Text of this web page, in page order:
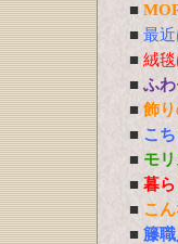
■
■ 最近
■ 絨
■ ふ
■ 飾
■ こ
■ モ
■ 暮
■ こ
■ 籐